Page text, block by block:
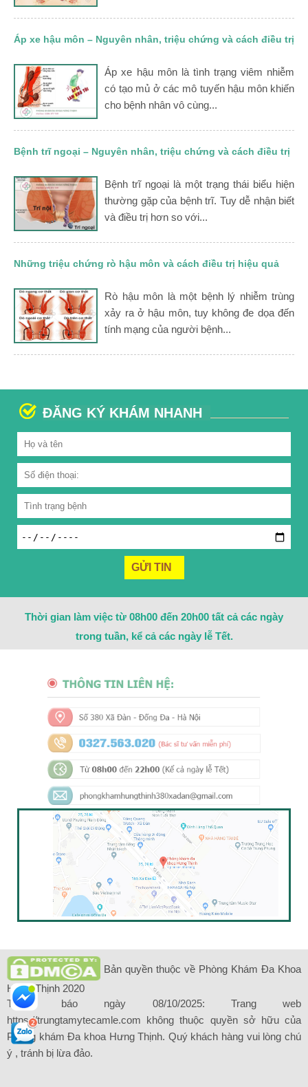
Áp xe hậu môn – Nguyên nhân, triệu chứng và cách điều trị
Áp xe hậu môn là tình trạng viêm nhiễm
có tạo mủ ở các mô tuyến hậu môn khiến
cho bệnh nhân vô cùng...
Bệnh trĩ ngoại – Nguyên nhân, triệu chứng và cách điều trị
Bệnh trĩ ngoại là một trạng thái biểu hiện
thường gặp của bệnh trĩ. Tuy dễ nhận biết
và điều trị hơn so với...
Những triệu chứng rò hậu môn và cách điều trị hiệu quả
Rò hậu môn là một bệnh lý nhiễm trùng
xảy ra ở hậu môn, tuy không đe dọa đến
tính mạng của người bệnh...
ĐĂNG KÝ KHÁM NHANH
Thời gian làm việc từ 08h00 đến 20h00 tất cả các ngày
trong tuần, kể cả các ngày lễ Tết.
Bản quyền thuộc về Phòng Khám Đa Khoa
Hưng Thịnh 2020
Thông báo ngày 08/10/2025: Trang web
https://trungtamytecamle.com không thuộc quyền sở hữu của
Phòng khám Đa khoa Hưng Thịnh. Quý khách hàng vui lòng chú
ý , tránh bị lừa đảo.